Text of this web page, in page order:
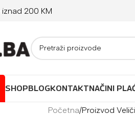
200 KM
SHOPBLOGKONTAKTNAČINI
Početna/Proizvod